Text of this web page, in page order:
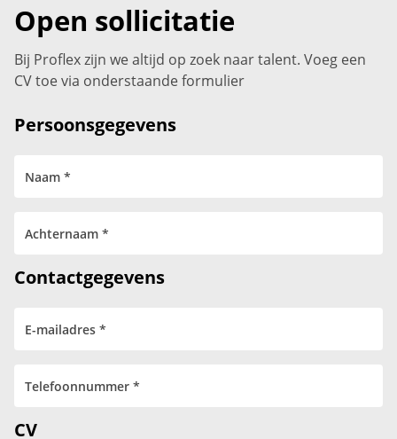
Open sollicitatie
Bij Proflex zijn we altijd op zoek naar talent. Voeg een
CV toe via onderstaande formulier
Persoonsgegevens
Contactgegevens
CV